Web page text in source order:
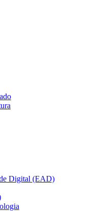
Digital (EAD)